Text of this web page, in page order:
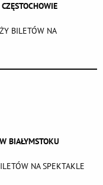
BILETÓW NA
BIAŁYMSTOKU
NA SPEKTAKLE